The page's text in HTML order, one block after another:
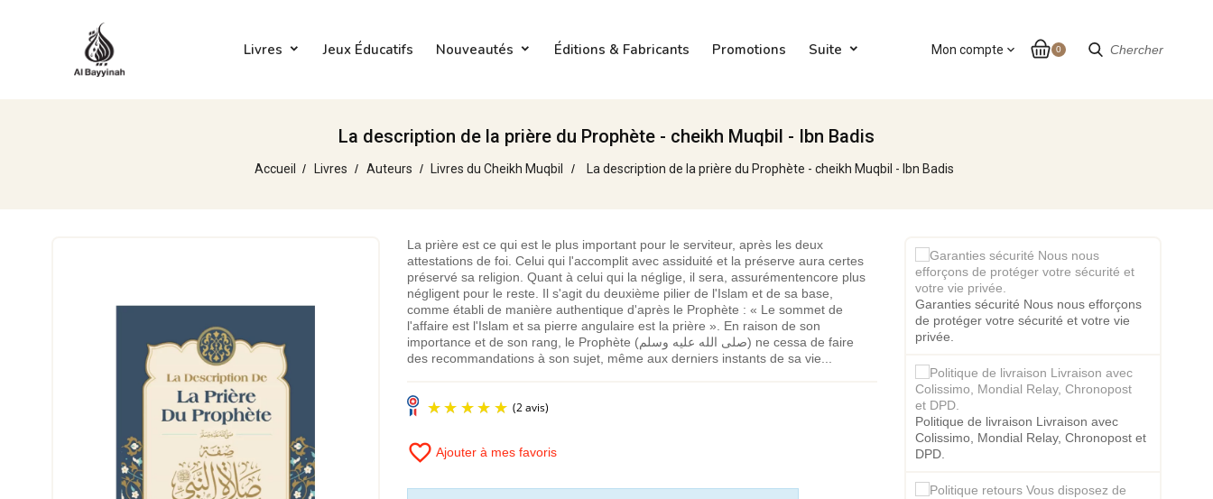
Chercher
Livres Jeux Éducatifs Nouveautés Éditions & Fabricants Promotions Suite 0
Mon compte expand_more
La description de la prière du Prophète - cheikh Muqbil - Ibn Badis
Accueil Livres Auteurs Livres du Cheikh Muqbil La description de la prière du Prophète - cheikh Muqbil - Ibn Badis
La prière est ce qui est le plus important pour le serviteur, après les deux
attestations de foi. Celui qui l'accomplit avec assiduité et la préserve aura certes
préservé sa religion. Quant à celui qui la néglige, il sera, assurémentencore plus
négligent pour le reste. Il s'agit du deuxième pilier de l'Islam et de sa base,
comme établi de manière authentique d'après le Prophète : « Le sommet de
l'affaire est l'Islam et sa pierre angulaire est la prière ». En raison de son
importance et de son rang, le Prophète (صلى الله عليه وسلم) ne cessa de faire
des recommandations à son sujet, même aux derniers instants de sa vie...
favorite_border Ajouter à mes favoris
Garanties sécurité Nous nous efforçons
de protéger votre sécurité et votre vie
privée.
Politique de livraison Livraison avec
Colissimo, Mondial Relay, Chronopost et
DPD.